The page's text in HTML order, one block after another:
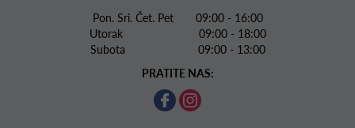
Pon. Sri. Čet. Pet 09:00 - 16:00
Utorak 09:00 - 18:00
Subota 09:00 - 13:00
PRATITE NAS: